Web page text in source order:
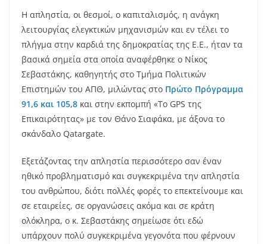
Η απληστία, οι θεσμοί, ο καπιταλισμός, η ανάγκη
λειτουργίας ελεγκτικών μηχανισμών και εν τέλει το
πλήγμα στην καρδιά της δημοκρατίας της Ε.Ε., ήταν τα
βασικά σημεία στα οποία αναφέρθηκε ο Νίκος
Σεβαστάκης, καθηγητής στο Τμήμα Πολιτικών
Επιστημών του ΑΠΘ, μιλώντας στο Πρώτο Πρόγραμμα
91,6 και 105,8 και στην εκπομπή «Το GPS της
Επικαιρότητας» με τον Θάνο Σιαφάκα, με άξονα το
σκάνδαλο Qatargate.
Εξετάζοντας την απληστία περισσότερο σαν έναν
ηθικό προβληματισμό και συγκεκριμένα την απληστία
του ανθρώπου, διότι πολλές φορές το επεκτείνουμε και
σε εταιρείες, σε οργανώσεις ακόμα και σε κράτη
ολόκληρα, ο κ. Σεβαστάκης σημείωσε ότι εδώ
υπάρχουν πολύ συγκεκριμένα γεγονότα που φέρνουν